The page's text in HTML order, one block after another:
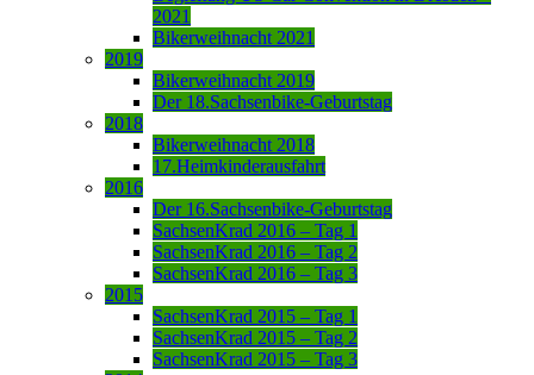
2021
Bikerweihnacht 2021
2019
Bikerweihnacht 2019
Der 18.Sachsenbike-Geburtstag
2018
Bikerweihnacht 2018
17.Heimkinderausfahrt
2016
Der 16.Sachsenbike-Geburtstag
SachsenKrad 2016 – Tag 1
SachsenKrad 2016 – Tag 2
SachsenKrad 2016 – Tag 3
2015
SachsenKrad 2015 – Tag 1
SachsenKrad 2015 – Tag 2
SachsenKrad 2015 – Tag 3